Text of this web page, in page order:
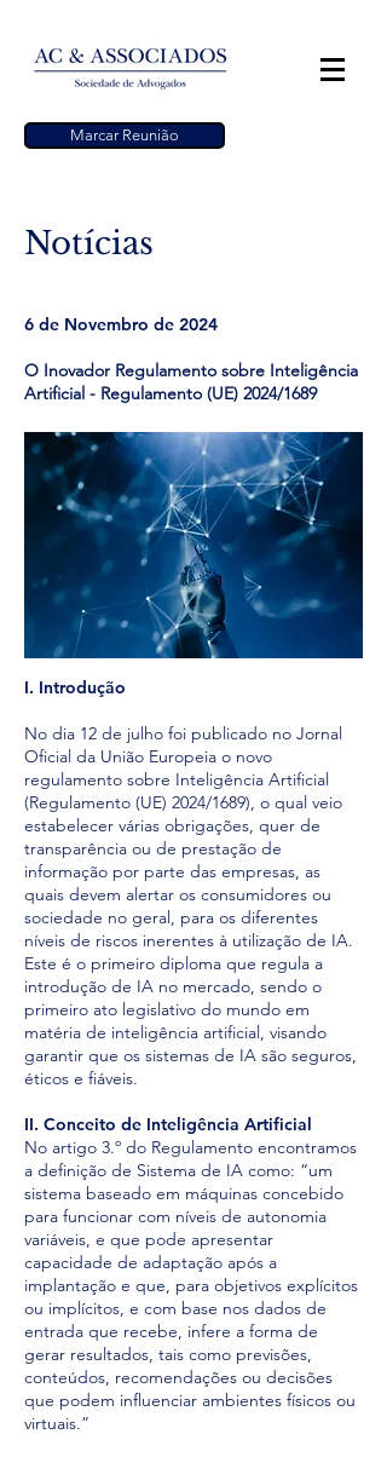
Marcar Reunião
Notícias
6 de Novembro de 2024
O Inovador Regulamento sobre Inteligência
Artificial - Regulamento (UE) 2024/1689​
I. Introdução
No dia 12 de julho foi publicado no Jornal
Oficial da União Europeia o novo
regulamento sobre Inteligência Artificial
(Regulamento (UE) 2024/1689), o qual veio
estabelecer várias obrigações, quer de
transparência ou de prestação de
informação por parte das empresas, as
quais devem alertar os consumidores ou
sociedade no geral, para os diferentes
níveis de riscos inerentes à utilização de IA.
Este é o primeiro diploma que regula a
introdução de IA no mercado, sendo o
primeiro ato legislativo do mundo em
matéria de inteligência artificial, visando
garantir que os sistemas de IA são seguros,
éticos e fiáveis.
II. Conceito de Inteligência Artificial
No artigo 3.º do Regulamento encontramos
a definição de Sistema de IA como: “um
sistema baseado em máquinas concebido
para funcionar com níveis de autonomia
variáveis, e que pode apresentar
capacidade de adaptação após a
implantação e que, para objetivos explícitos
ou implícitos, e com base nos dados de
entrada que recebe, infere a forma de
gerar resultados, tais como previsões,
conteúdos, recomendações ou decisões
que podem influenciar ambientes físicos ou
virtuais.”